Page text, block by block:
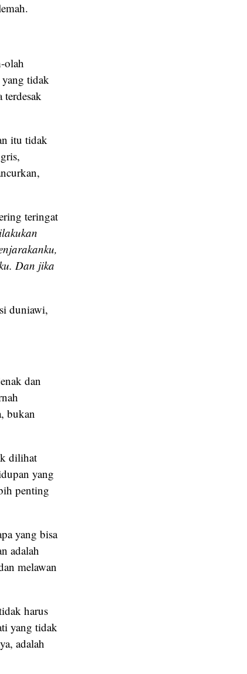
olah
tidak
terdesak
itu tidak
teringat
Dan jika
duniawi,
dan
bukan
dilihat
yang
penting
yang bisa
adalah
melawan
harus
yang tidak
adalah